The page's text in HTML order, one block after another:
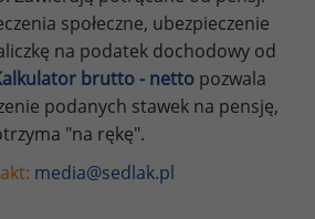
społeczne, ubezpieczenie
na podatek dochodowy od
brutto - netto pozwala
podanych stawek na pensję,
"na rękę".
media@sedlak.pl